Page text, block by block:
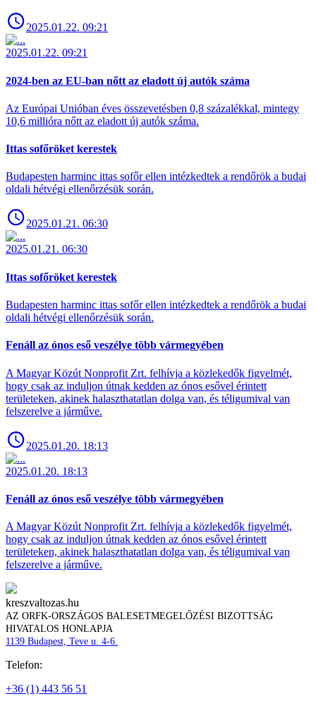
2025.01.22. 09:21
2025.01.22. 09:21
2024-ben az EU-ban nőtt az eladott új autók száma
Az Európai Unióban éves összevetésben 0,8 százalékkal, mintegy
10,6 millióra nőtt az eladott új autók száma.
Ittas sofőröket kerestek
Budapesten harminc ittas sofőr ellen intézkedtek a rendőrök a budai
oldali hétvégi ellenőrzésük során.
2025.01.21. 06:30
2025.01.21. 06:30
Ittas sofőröket kerestek
Budapesten harminc ittas sofőr ellen intézkedtek a rendőrök a budai
oldali hétvégi ellenőrzésük során.
Fenáll az ónos eső veszélye több vármegyében
A Magyar Közút Nonprofit Zrt. felhívja a közlekedők figyelmét,
hogy csak az induljon útnak kedden az ónos esővel érintett
területeken, akinek halaszthatatlan dolga van, és téligumival van
felszerelve a járműve.
2025.01.20. 18:13
2025.01.20. 18:13
Fenáll az ónos eső veszélye több vármegyében
A Magyar Közút Nonprofit Zrt. felhívja a közlekedők figyelmét,
hogy csak az induljon útnak kedden az ónos esővel érintett
területeken, akinek halaszthatatlan dolga van, és téligumival van
felszerelve a járműve.
kreszvaltozas.hu
AZ ORFK-ORSZÁGOS BALESETMEGELŐZÉSI BIZOTTSÁG
HIVATALOS HONLAPJA
1139 Budapest, Teve u. 4-6.
Telefon:
+36 (1) 443 56 51